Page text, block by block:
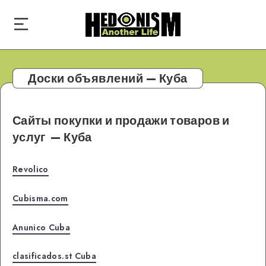
Доски объявлений — Куба
Сайты покупки и продажи товаров и
услуг — Куба
Revolico
Cubisma.com
Anunico Cuba
clasificados.st Cuba